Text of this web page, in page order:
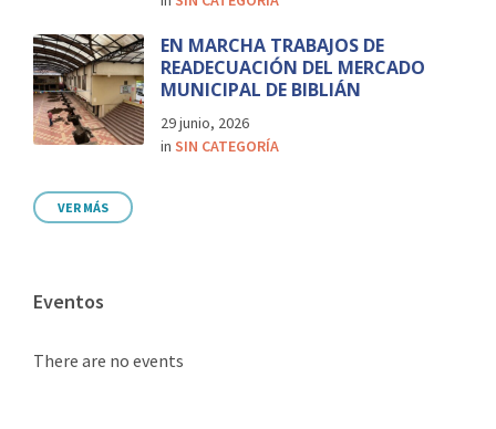
EN MARCHA TRABAJOS DE
READECUACIÓN DEL MERCADO
MUNICIPAL DE BIBLIÁN
29 junio, 2026
in SIN CATEGORÍA
VER MÁS
Eventos
There are no events